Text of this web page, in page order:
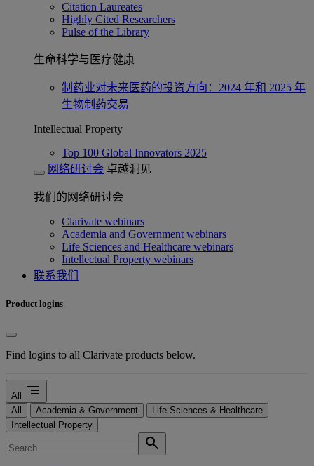
Citation Laureates
Highly Cited Researchers
Pulse of the Library
生命科学与医疗健康
制药业对未来医药的投资方向：2024 年和 2025 年
生物制药交易
Intellectual Property
Top 100 Global Innovators 2025
网络研讨会 卓越洞见
我们的网络研讨会
Clarivate webinars
Academia and Government webinars
Life Sciences and Healthcare webinars
Intellectual Property webinars
联系我们
Product logins
Find logins to all Clarivate products below.
All segment
All Academia & Government
Life Sciences & Healthcare
Intellectual Property
search